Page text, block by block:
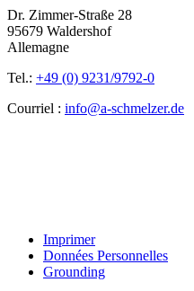
Dr. Zimmer-Straße 28
95679 Waldershof
Allemagne
Tel.: +49 (0) 9231/9792-0
Courriel : info@a-schmelzer.de
Imprimer
Données Personnelles
Grounding